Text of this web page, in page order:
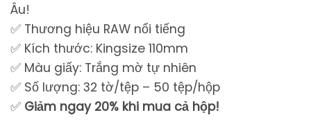
Âu!
✅ Thương hiệu RAW nổi tiếng
✅ Kích thước: Kingsize 110mm
✅ Màu giấy: Trắng mờ tự nhiên
✅ Số lượng: 32 tờ/tệp – 50 tệp/hộp
✅ Giảm ngay 20% khi mua cả hộp!